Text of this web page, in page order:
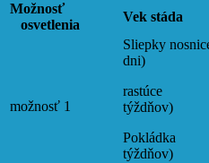
Možnosť
osvetlenia
Vek stáda
možnosť 1
Sliepky
dni)
rastúce
týždňov)
týždňov)